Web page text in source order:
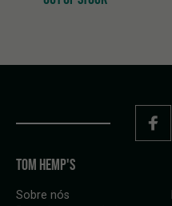
TOM HEMP'S
Sobre nós